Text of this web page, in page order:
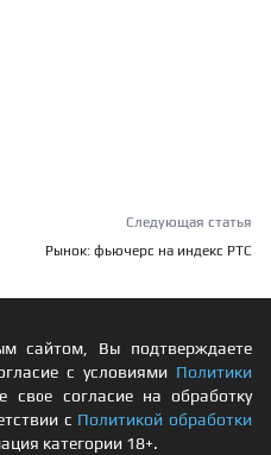
Следующая статья
Рынок: фьючерс на индекс РТС
сайтом, Вы подтверждаете
с условиями Политики
свое согласие на обработку
с Политикой обработки
категории 18+.